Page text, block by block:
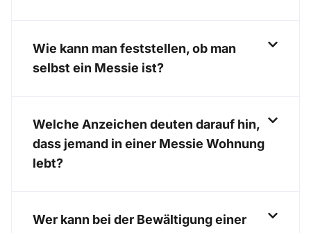
Wie kann man feststellen, ob man
selbst ein Messie ist?
Welche Anzeichen deuten darauf hin,
dass jemand in einer Messie Wohnung
lebt?
Wer kann bei der Bewältigung einer